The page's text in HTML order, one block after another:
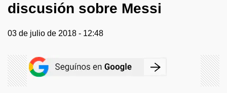
discusión sobre Messi
03 de julio de 2018 - 12:48